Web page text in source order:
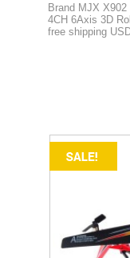
Brand MJX
4CH 6Axis 3D
free shipping